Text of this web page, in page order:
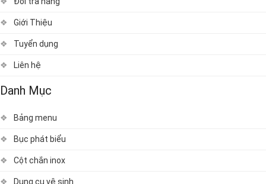
Giới Thiệu
Tuyển dụng
Liên hệ
Danh Mục
Bảng menu
Bục phát biểu
Cột chắn inox
Dụng cụ vệ sinh